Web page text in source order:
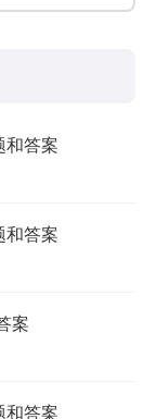
和答案
和答案
案
和答案